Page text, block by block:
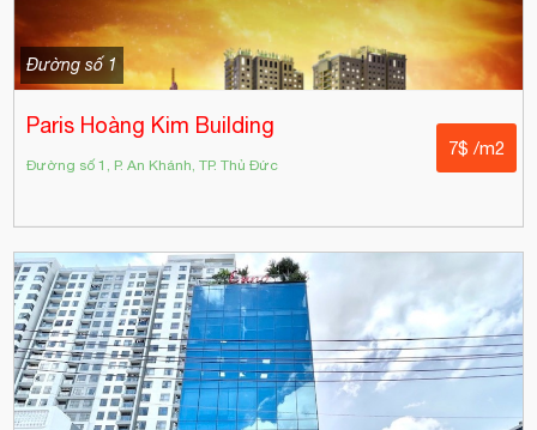
Đường số 1
Paris Hoàng Kim Building
Đường số 1, P. An Khánh, TP. Thủ Đức
7$ /m2